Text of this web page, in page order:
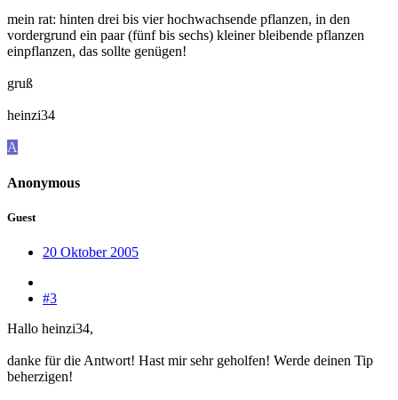
mein rat: hinten drei bis vier hochwachsende pflanzen, in den
vordergrund ein paar (fünf bis sechs) kleiner bleibende pflanzen
einpflanzen, das sollte genügen!
gruß
heinzi34
A
Anonymous
Guest
20 Oktober 2005
#3
Hallo heinzi34,
danke für die Antwort! Hast mir sehr geholfen! Werde deinen Tip
beherzigen!